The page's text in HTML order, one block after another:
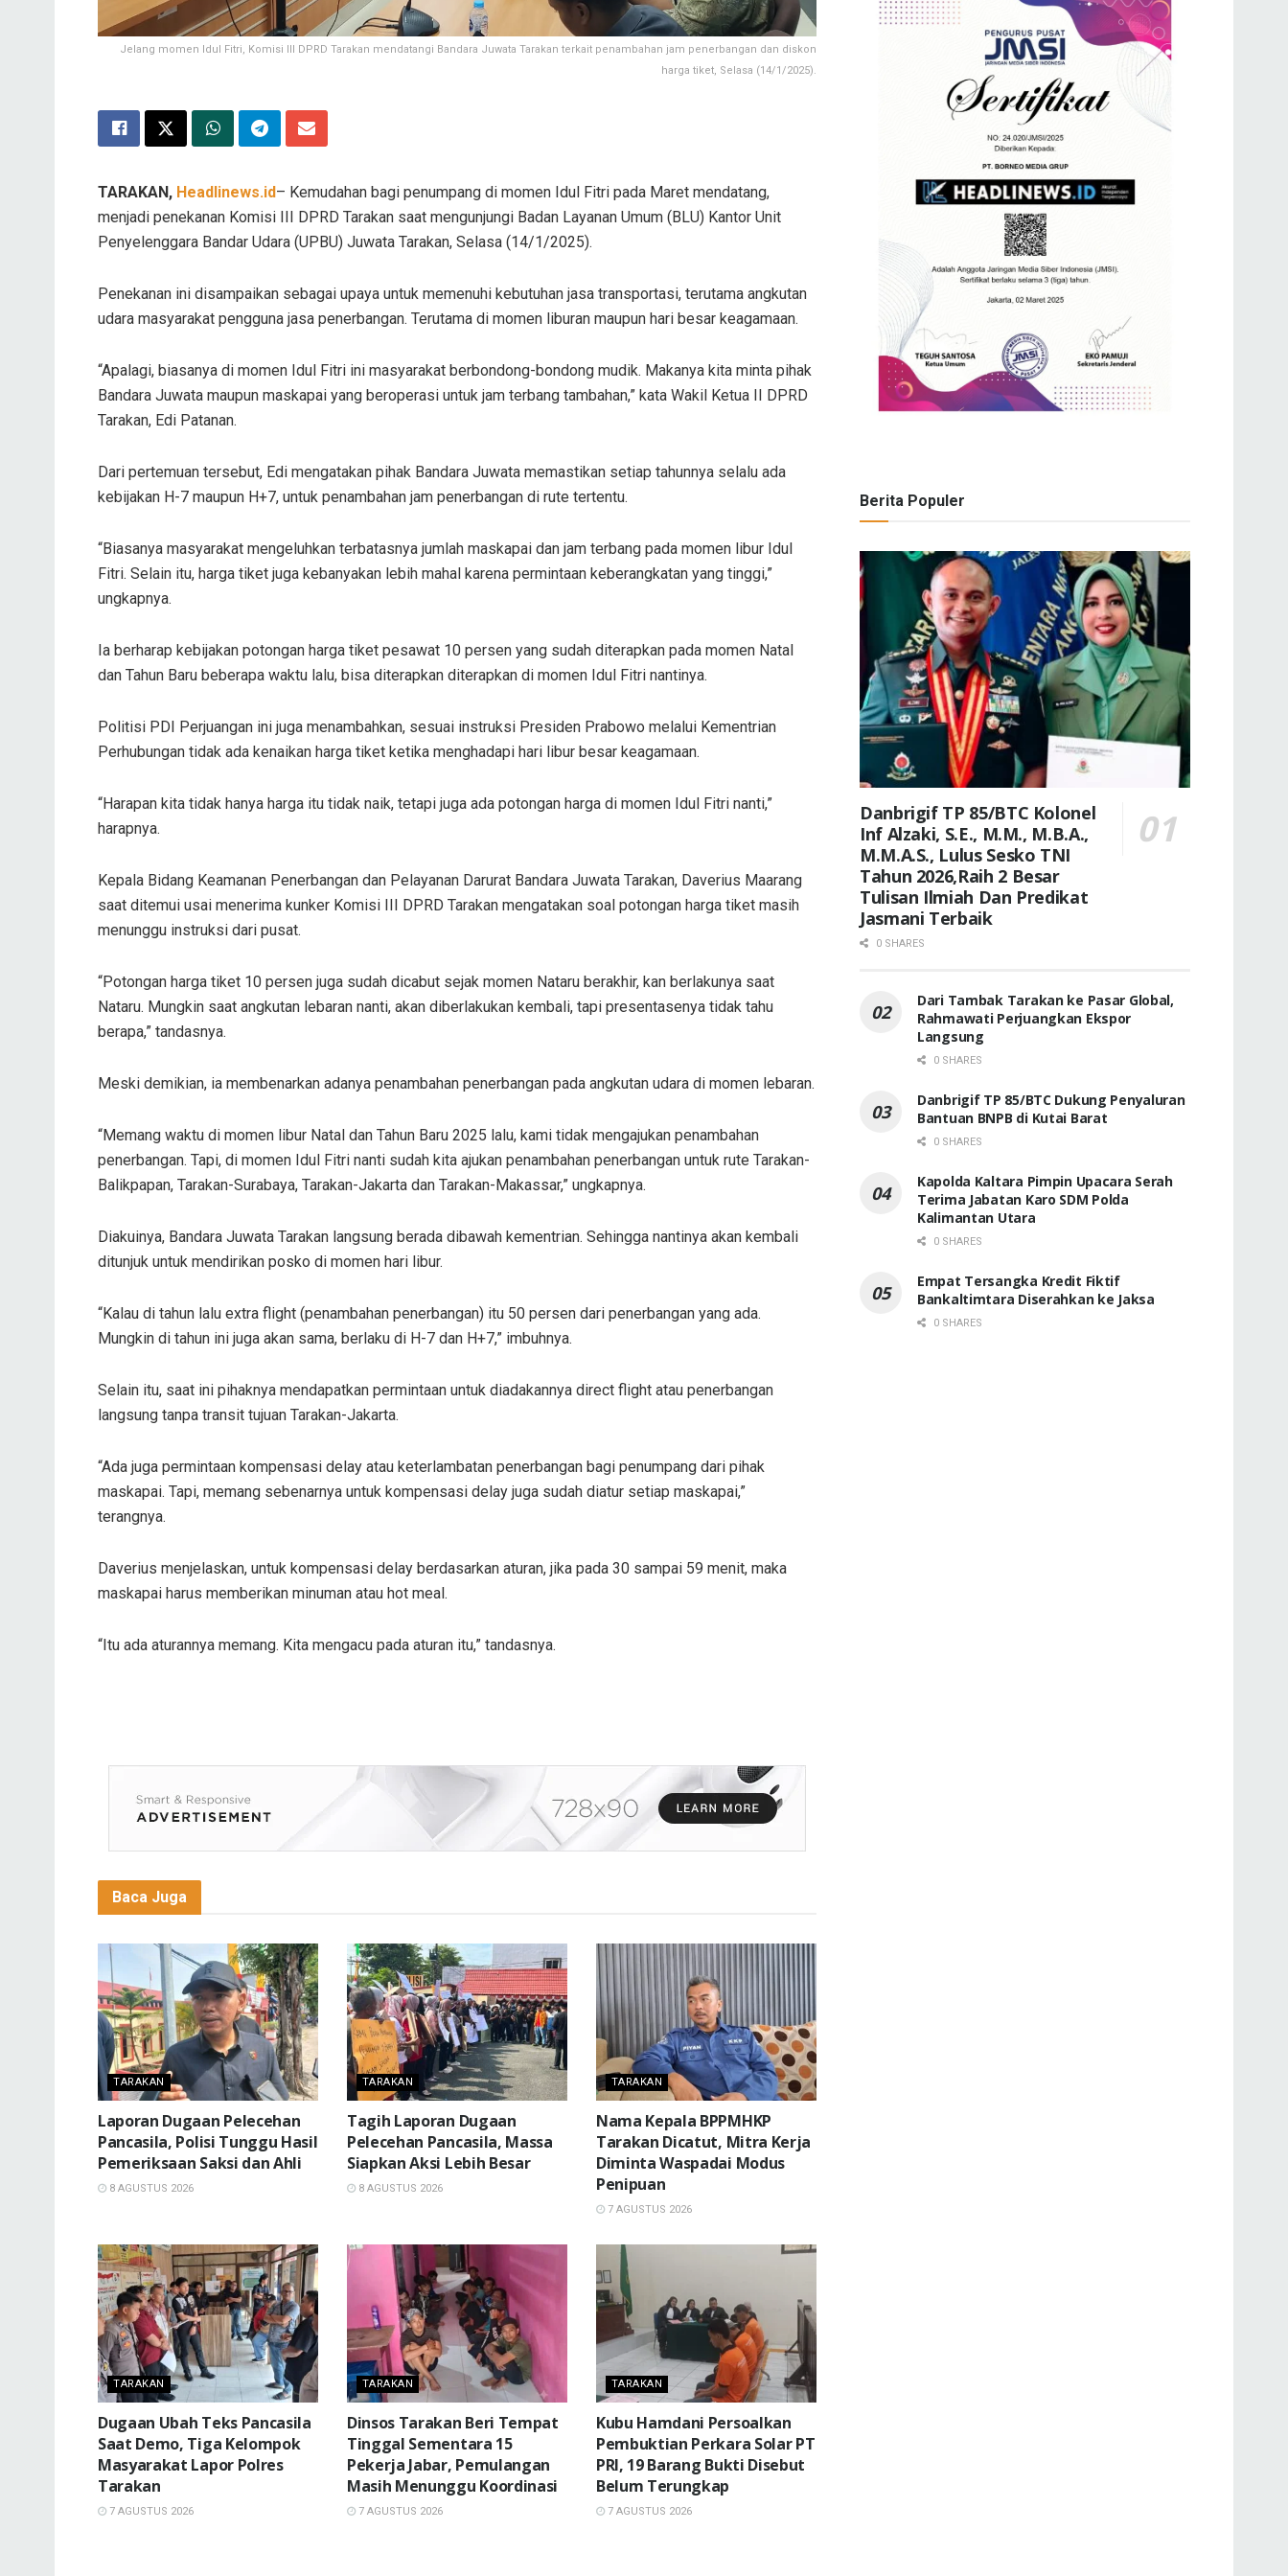
Jelang momen Idul Fitri, Komisi III DPRD Tarakan mendatangi Bandara Juwata Tarakan terkait penambahan jam penerbangan dan diskon
harga tiket, Selasa (14/1/2025).
TARAKAN, Headlinews.id– Kemudahan bagi penumpang di momen Idul Fitri pada Maret mendatang,
menjadi penekanan Komisi III DPRD Tarakan saat mengunjungi Badan Layanan Umum (BLU) Kantor Unit
Penyelenggara Bandar Udara (UPBU) Juwata Tarakan, Selasa (14/1/2025).
Penekanan ini disampaikan sebagai upaya untuk memenuhi kebutuhan jasa transportasi, terutama angkutan
udara masyarakat pengguna jasa penerbangan. Terutama di momen liburan maupun hari besar keagamaan.
“Apalagi, biasanya di momen Idul Fitri ini masyarakat berbondong-bondong mudik. Makanya kita minta pihak
Bandara Juwata maupun maskapai yang beroperasi untuk jam terbang tambahan,” kata Wakil Ketua II DPRD
Tarakan, Edi Patanan.
Dari pertemuan tersebut, Edi mengatakan pihak Bandara Juwata memastikan setiap tahunnya selalu ada
kebijakan H-7 maupun H+7, untuk penambahan jam penerbangan di rute tertentu.
“Biasanya masyarakat mengeluhkan terbatasnya jumlah maskapai dan jam terbang pada momen libur Idul
Fitri. Selain itu, harga tiket juga kebanyakan lebih mahal karena permintaan keberangkatan yang tinggi,”
ungkapnya.
Ia berharap kebijakan potongan harga tiket pesawat 10 persen yang sudah diterapkan pada momen Natal
dan Tahun Baru beberapa waktu lalu, bisa diterapkan diterapkan di momen Idul Fitri nantinya.
Politisi PDI Perjuangan ini juga menambahkan, sesuai instruksi Presiden Prabowo melalui Kementrian
Perhubungan tidak ada kenaikan harga tiket ketika menghadapi hari libur besar keagamaan.
“Harapan kita tidak hanya harga itu tidak naik, tetapi juga ada potongan harga di momen Idul Fitri nanti,”
harapnya.
Kepala Bidang Keamanan Penerbangan dan Pelayanan Darurat Bandara Juwata Tarakan, Daverius Maarang
saat ditemui usai menerima kunker Komisi III DPRD Tarakan mengatakan soal potongan harga tiket masih
menunggu instruksi dari pusat.
“Potongan harga tiket 10 persen juga sudah dicabut sejak momen Nataru berakhir, kan berlakunya saat
Nataru. Mungkin saat angkutan lebaran nanti, akan diberlakukan kembali, tapi presentasenya tidak tahu
berapa,” tandasnya.
Meski demikian, ia membenarkan adanya penambahan penerbangan pada angkutan udara di momen lebaran.
“Memang waktu di momen libur Natal dan Tahun Baru 2025 lalu, kami tidak mengajukan penambahan
penerbangan. Tapi, di momen Idul Fitri nanti sudah kita ajukan penambahan penerbangan untuk rute Tarakan-
Balikpapan, Tarakan-Surabaya, Tarakan-Jakarta dan Tarakan-Makassar,” ungkapnya.
Diakuinya, Bandara Juwata Tarakan langsung berada dibawah kementrian. Sehingga nantinya akan kembali
ditunjuk untuk mendirikan posko di momen hari libur.
“Kalau di tahun lalu extra flight (penambahan penerbangan) itu 50 persen dari penerbangan yang ada.
Mungkin di tahun ini juga akan sama, berlaku di H-7 dan H+7,” imbuhnya.
Selain itu, saat ini pihaknya mendapatkan permintaan untuk diadakannya direct flight atau penerbangan
langsung tanpa transit tujuan Tarakan-Jakarta.
“Ada juga permintaan kompensasi delay atau keterlambatan penerbangan bagi penumpang dari pihak
maskapai. Tapi, memang sebenarnya untuk kompensasi delay juga sudah diatur setiap maskapai,”
terangnya.
Daverius menjelaskan, untuk kompensasi delay berdasarkan aturan, jika pada 30 sampai 59 menit, maka
maskapai harus memberikan minuman atau hot meal.
“Itu ada aturannya memang. Kita mengacu pada aturan itu,” tandasnya.
Baca Juga
TARAKAN
Laporan Dugaan Pelecehan
Pancasila, Polisi Tunggu Hasil
Pemeriksaan Saksi dan Ahli
8 AGUSTUS 2026
TARAKAN
Tagih Laporan Dugaan
Pelecehan Pancasila, Massa
Siapkan Aksi Lebih Besar
8 AGUSTUS 2026
TARAKAN
Nama Kepala BPPMHKP
Tarakan Dicatut, Mitra Kerja
Diminta Waspadai Modus
Penipuan
7 AGUSTUS 2026
TARAKAN
Dugaan Ubah Teks Pancasila
Saat Demo, Tiga Kelompok
Masyarakat Lapor Polres
Tarakan
7 AGUSTUS 2026
TARAKAN
Dinsos Tarakan Beri Tempat
Tinggal Sementara 15
Pekerja Jabar, Pemulangan
Masih Menunggu Koordinasi
7 AGUSTUS 2026
TARAKAN
Kubu Hamdani Persoalkan
Pembuktian Perkara Solar PT
PRI, 19 Barang Bukti Disebut
Belum Terungkap
7 AGUSTUS 2026
Berita Populer
Danbrigif TP 85/BTC Kolonel
Inf Alzaki, S.E., M.M., M.B.A.,
M.M.A.S., Lulus Sesko TNI
Tahun 2026,Raih 2 Besar
Tulisan Ilmiah Dan Predikat
Jasmani Terbaik
0 SHARES
Dari Tambak Tarakan ke Pasar Global,
Rahmawati Perjuangkan Ekspor
Langsung
0 SHARES
Danbrigif TP 85/BTC Dukung Penyaluran
Bantuan BNPB di Kutai Barat
0 SHARES
Kapolda Kaltara Pimpin Upacara Serah
Terima Jabatan Karo SDM Polda
Kalimantan Utara
0 SHARES
Empat Tersangka Kredit Fiktif
Bankaltimtara Diserahkan ke Jaksa
0 SHARES